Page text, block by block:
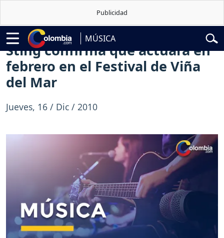
MÚSICA
de la Espriella Vuelta a Colombia
Sting confirma que actuará en
febrero en el Festival de Viña
del Mar
Jueves, 16 / Dic / 2010